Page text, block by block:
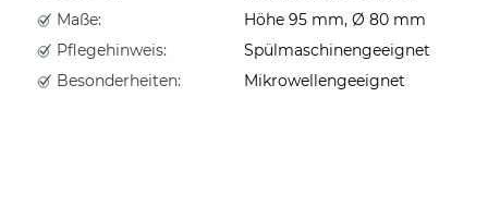
Maße:
Höhe 95 mm, Ø 80 mm
Pflegehinweis:
Spülmaschinengeeignet
Besonderheiten:
Mikrowellengeeignet